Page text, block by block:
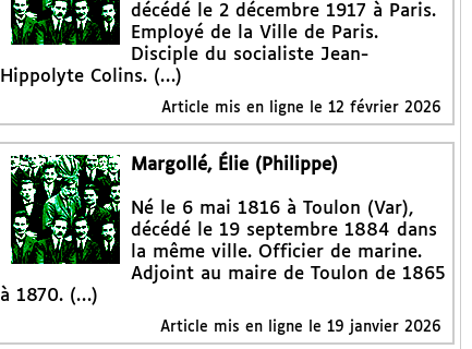
décédé le 2 décembre 1917 à Paris.
Employé de la Ville de Paris.
Disciple du socialiste Jean-
Hippolyte Colins. (…)
Article mis en ligne le12 février 2026
Margollé, Élie (Philippe)
Né le 6 mai 1816 à Toulon (Var),
décédé le 19 septembre 1884 dans
la même ville. Officier de marine.
Adjoint au maire de Toulon de 1865
à 1870. (…)
Article mis en ligne le19 janvier 2026